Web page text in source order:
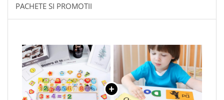
PACHETE SI PROMOTII